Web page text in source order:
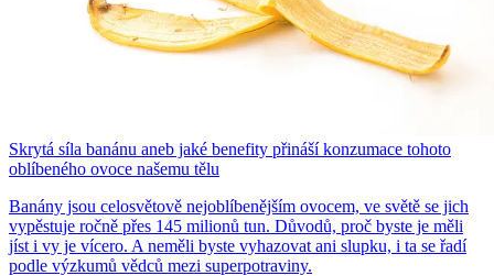
Skrytá síla banánu aneb jaké benefity přináší konzumace tohoto
oblíbeného ovoce našemu tělu
Banány jsou celosvětově nejoblíbenějším ovocem, ve světě se jich
vypěstuje ročně přes 145 milionů tun. Důvodů, proč byste je měli
jíst i vy je vícero. A neměli byste vyhazovat ani slupku, i ta se řadí
podle výzkumů vědců mezi superpotraviny.